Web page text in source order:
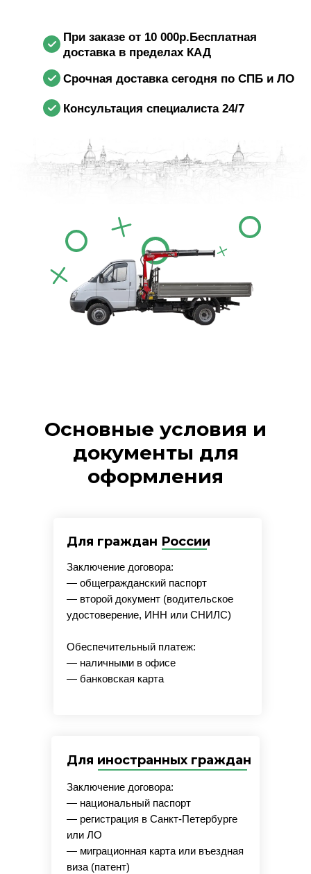
При заказе от 10 000р.Бесплатная
доставка в пределах КАД
Срочная доставка сегодня по СПБ и ЛО
Консультация специалиста 24/7
Основные условия и
документы для
оформления
Для граждан России
Для иностранных граждан
Заключение договора:
— общегражданский паспорт
— второй документ (водительское
удостоверение, ИНН или СНИЛС)
Обеспечительный платеж:
— наличными в офисе
— банковская карта
Заключение договора:
— национальный паспорт
— регистрация в Санкт-Петербурге
или ЛО
— миграционная карта или въездная
виза (патент)